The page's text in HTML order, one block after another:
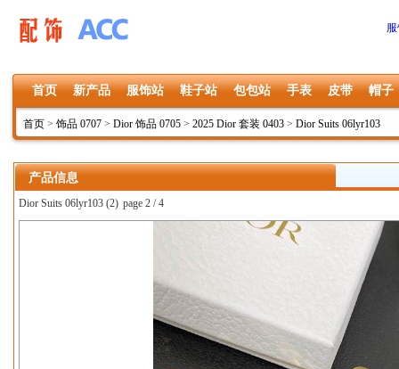
首页 新产品 服饰站 鞋子站 包包站 手表 皮带 帽子
首页 > 饰品 0707 > Dior 饰品 0705 > 2025 Dior 套装 0403 > Dior Suits 06lyr103
产品信息
Dior Suits 06lyr103 (2) page 2 / 4